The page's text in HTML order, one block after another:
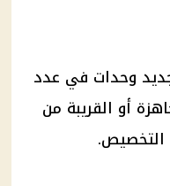
وحدات في عدد
أو القريبة من
التخصيص.